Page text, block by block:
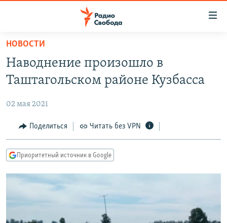
упрощенного
доступа
Вернуться
основному
Вернутся
главной
навигации
Вернутся
ПОДКАСТЫ
ЦИТАТЫ СВОБОДЫ
МНЕНИЯ
IDEL.РЕАЛИИ
КАВКАЗ.РЕАЛИИ
СЕВЕР.РЕАЛИИ
СИБИРЬ.РЕАЛИИ
НОВОСТИ
Наводнение произошло в
Таштагольском районе Кузбасса
02 мая 2021
Поделиться Читать без VPN
Приоритетный источник в Google